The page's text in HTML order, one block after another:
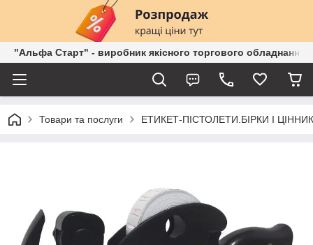
"Альфа Старт" - виробник якісного торгового обладнання
Товари та послуги ЕТИКЕТ-ПІСТОЛЕТИ.БІРКИ І